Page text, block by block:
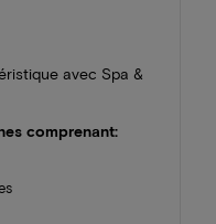
avec Spa &
comprenant: